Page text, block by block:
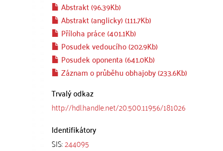
Abstrakt (96.39Kb)
Abstrakt (anglicky) (111.7Kb)
Příloha práce (401.1Kb)
Posudek vedoucího (202.9Kb)
Posudek oponenta (641.0Kb)
Záznam o průběhu obhajoby (233.6Kb)
Trvalý odkaz
http://hdl.handle.net/20.500.11956/181026
Identifikátory
SIS:244095